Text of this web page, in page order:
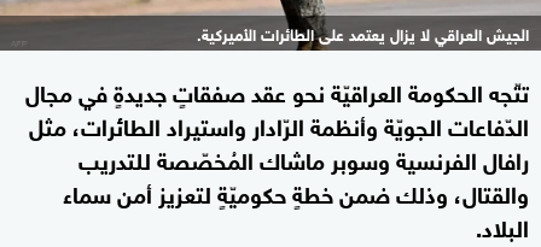
الجيش العراقي لا يزال يعتمد على الطائرات الأميركية.
تتّجه الحكومة العراقيّة نحو عقد صفقاتٍ جديدةٍ في مجال
الدّفاعات الجويّة وأنظمة الرّادار واستيراد الطائرات، مثل
رافال الفرنسية وسوبر ماشاك المُخصّصة للتدريب
والقتال، وذلك ضمن خطةٍ حكوميّةٍ لتعزيز أمن سماء
البلاد.